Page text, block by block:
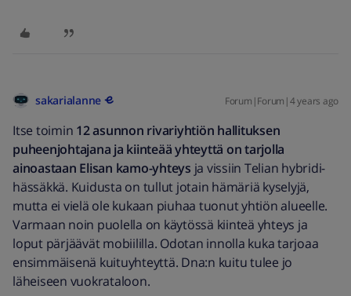
sakarialanne Forum|Forum|4 years ago
Itse toimin 12 asunnon rivariyhtiön hallituksen
puheenjohtajana ja kiinteää yhteyttä on tarjolla
ainoastaan Elisan kamo-yhteys ja vissiin Telian hybridi-
hässäkkä. Kuidusta on tullut jotain hämäriä kyselyjä,
mutta ei vielä ole kukaan piuhaa tuonut yhtiön alueelle.
Varmaan noin puolella on käytössä kiinteä yhteys ja
loput pärjäävät mobiililla. Odotan innolla kuka tarjoaa
ensimmäisenä kuituyhteyttä. Dna:n kuitu tulee jo
läheiseen vuokrataloon.